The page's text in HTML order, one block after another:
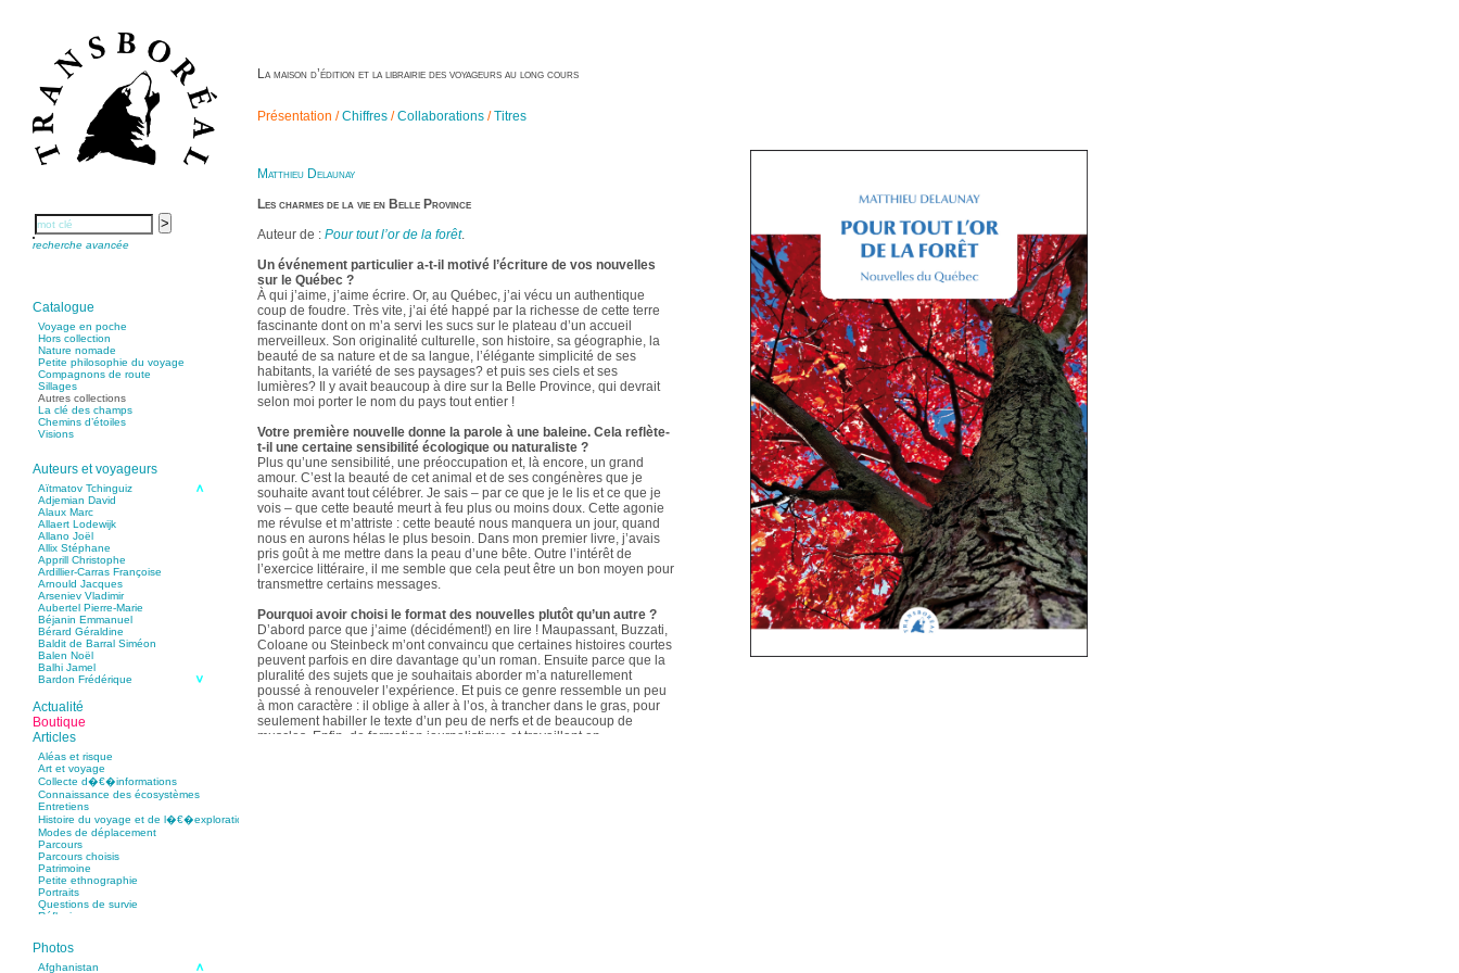
recherche avancée
Catalogue
Voyage en poche
Hors collection
Nature nomade
Petite philosophie du voyage
Compagnons de route
Sillages
Autres collections
La clé des champs
Chemins d’étoiles
Visions
Auteurs et voyageurs
Aïtmatov Tchinguiz
Adjemian David
Alaux Marc
Allaert Lodewijk
Allano Joël
Allix Stéphane
Apprill Christophe
Ardillier-Carras Françoise
Arnould Jacques
Arseniev Vladimir
Aubertel Pierre-Marie
Béjanin Emmanuel
Bérard Géraldine
Baldit de Barral Siméon
Balen Noël
Balhi Jamel
Bardon Frédérique
Bastide Fabien
Baudin Julie
Baujard Jacques
Bazin Sylvain
Bellanger Marc
Bellec Hervé
Belleville Régis
Benestar Géraldine
Benoist Yann
Bertrand Jordane
Bertrandy Antoine
Bezsonov Youri
Bideau Michel-Cosme
Billard Yannick
Blanchet Anne-Lise
Bluntzer Christophe
Bobin Mathieu
Boch Anne-Laure
Boch Julie
Boillot Henri
Bonnem Éric
Boudart Jean-Louis
Actualité
Boutique
Articles
Aléas et risque
Art et voyage
Collecte d�€�informations
Connaissance des écosystèmes
Entretiens
Histoire du voyage et de l�€�exploration
Modes de déplacement
Parcours
Parcours choisis
Patrimoine
Petite ethnographie
Portraits
Questions de survie
Réflexions
Photos
Afghanistan
La maison d’édition et la librairie des voyageurs au long cours
Présentation /Chiffres /Collaborations /Titres
Matthieu Delaunay
Les charmes de la vie en Belle Province
Auteur de : Pour tout l’or de la forêt.
Un événement particulier a-t-il motivé l’écriture de vos nouvelles
sur le Québec ?
À qui j’aime, j’aime écrire. Or, au Québec, j’ai vécu un authentique
coup de foudre. Très vite, j’ai été happé par la richesse de cette terre
fascinante dont on m’a servi les sucs sur le plateau d’un accueil
merveilleux. Son originalité culturelle, son histoire, sa géographie, la
beauté de sa nature et de sa langue, l’élégante simplicité de ses
habitants, la variété de ses paysages? et puis ses ciels et ses
lumières? Il y avait beaucoup à dire sur la Belle Province, qui devrait
selon moi porter le nom du pays tout entier !
Votre première nouvelle donne la parole à une baleine. Cela reflète-
t-il une certaine sensibilité écologique ou naturaliste ?
Plus qu’une sensibilité, une préoccupation et, là encore, un grand
amour. C’est la beauté de cet animal et de ses congénères que je
souhaite avant tout célébrer. Je sais – par ce que je le lis et ce que je
vois – que cette beauté meurt à feu plus ou moins doux. Cette agonie
me révulse et m’attriste : cette beauté nous manquera un jour, quand
nous en aurons hélas le plus besoin. Dans mon premier livre, j’avais
pris goût à me mettre dans la peau d’une bête. Outre l’intérêt de
l’exercice littéraire, il me semble que cela peut être un bon moyen pour
transmettre certains messages.
Pourquoi avoir choisi le format des nouvelles plutôt qu’un autre ?
D’abord parce que j’aime (décidément!) en lire ! Maupassant, Buzzati,
Coloane ou Steinbeck m’ont convaincu que certaines histoires courtes
peuvent parfois en dire davantage qu’un roman. Ensuite parce que la
pluralité des sujets que je souhaitais aborder m’a naturellement
poussé à renouveler l’expérience. Et puis ce genre ressemble un peu
à mon caractère : il oblige à aller à l’os, à trancher dans le gras, pour
seulement habiller le texte d’un peu de nerfs et de beaucoup de
muscles. Enfin, de formation journalistique et travaillant en